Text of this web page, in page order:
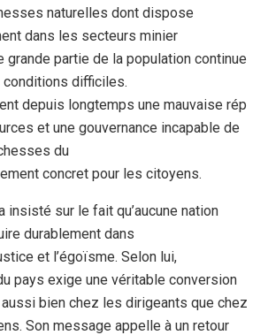
naturelles dont dispose
dans les secteurs minier
grande partie de la population continue
difficiles.
depuis longtemps une mauvaise rép
et une gouvernance incapable de
du
concret pour les citoyens.
insisté sur le fait qu’aucune nation
durablement dans
et l’égoïsme. Selon lui,
pays exige une véritable conversion
bien chez les dirigeants que chez
Son message appelle à un retour